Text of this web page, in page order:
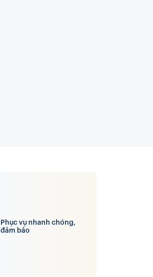
Phục vụ nhanh chóng,
đảm bảo